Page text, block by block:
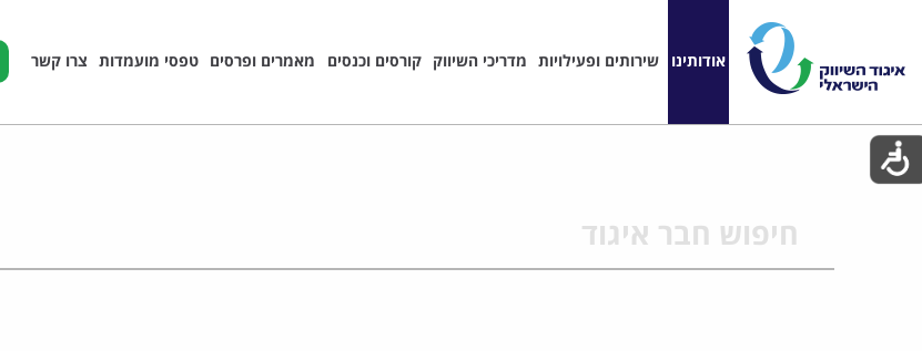
אודותינו שירותים ופעילויות מדריכי השיווק קורסים וכנסים מאמרים ופרסים טפסי מועמדות צרו קשר